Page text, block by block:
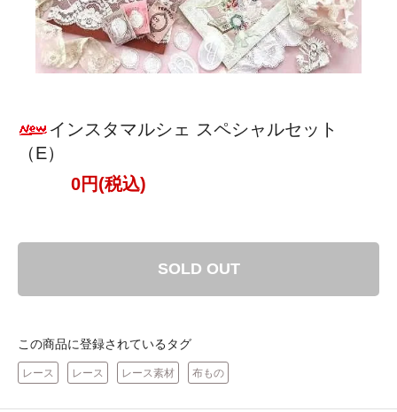
インスタマルシェ スペシャルセット
（E）
0円(税込)
SOLD OUT
この商品に登録されているタグ
レース レース レース素材 布もの